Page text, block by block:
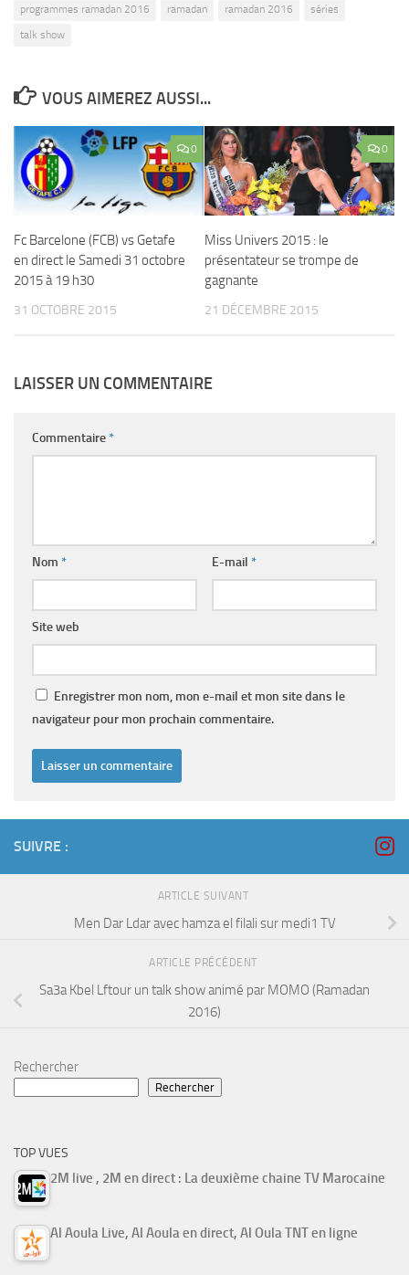
programmes ramadan 2016
ramadan ramadan 2016
séries
talk show
VOUS AIMEREZ AUSSI...
0
Fc Barcelone (FCB) vs Getafe
en direct le Samedi 31 octobre
2015 à 19 h30
31 OCTOBRE 2015
0
Miss Univers 2015 : le
présentateur se trompe de
gagnante
21 DÉCEMBRE 2015
LAISSER UN COMMENTAIRE
Commentaire*
Nom * E-mail *
Site web
Enregistrer mon nom, mon e-mail et mon site dans le
navigateur pour mon prochain commentaire.
SUIVRE :
ARTICLE SUIVANT
Men Dar Ldar avec hamza el filali sur medi1 TV
ARTICLE PRÉCÉDENT
Sa3a Kbel Lftour un talk show animé par MOMO (Ramadan
2016)
Rechercher
Rechercher
TOP VUES
2M live , 2M en direct : La deuxième chaine TV Marocaine
Al Aoula Live, Al Aoula en direct, Al Oula TNT en ligne